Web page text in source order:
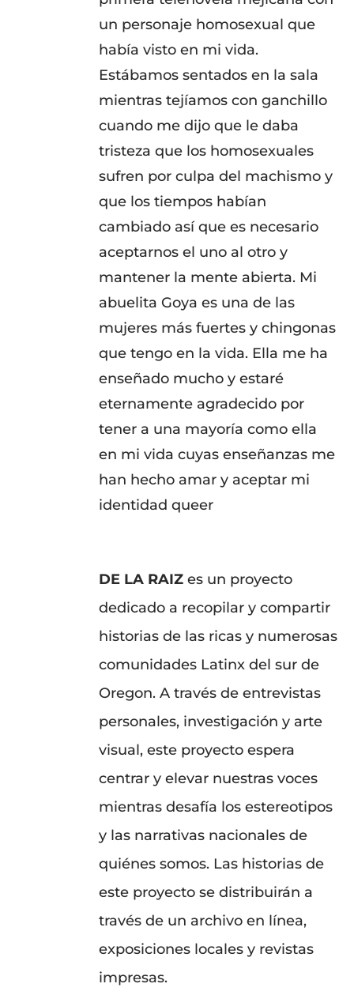
un personaje homosexual que
había visto en mi vida.
Estábamos sentados en la sala
mientras tejíamos con ganchillo
cuando me dijo que le daba
tristeza que los homosexuales
sufren por culpa del machismo y
que los tiempos habían
cambiado así que es necesario
aceptarnos el uno al otro y
mantener la mente abierta. Mi
abuelita Goya es una de las
mujeres más fuertes y chingonas
que tengo en la vida. Ella me ha
enseñado mucho y estaré
eternamente agradecido por
tener a una mayoría como ella
en mi vida cuyas enseñanzas me
han hecho amar y aceptar mi
identidad queer
DE LA RAIZ es un proyecto
dedicado a recopilar y compartir
historias de las ricas y numerosas
comunidades Latinx del sur de
Oregon. A través de entrevistas
personales, investigación y arte
visual, este proyecto espera
centrar y elevar nuestras voces
mientras desafía los estereotipos
y las narrativas nacionales de
quiénes somos. Las historias de
este proyecto se distribuirán a
través de un archivo en línea,
exposiciones locales y revistas
impresas.